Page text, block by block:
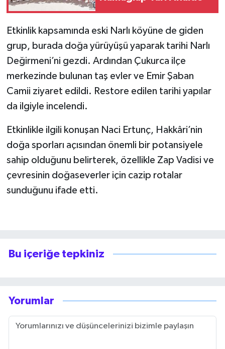
Etkinlik kapsamında eski Narlı köyüne de giden
grup, burada doğa yürüyüşü yaparak tarihi Narlı
Değirmeni’ni gezdi. Ardından Çukurca ilçe
merkezinde bulunan taş evler ve Emir Şaban
Camii ziyaret edildi. Restore edilen tarihi yapılar
da ilgiyle incelendi.
Etkinlikle ilgili konuşan Naci Ertunç, Hakkâri’nin
doğa sporları açısından önemli bir potansiyele
sahip olduğunu belirterek, özellikle Zap Vadisi ve
çevresinin doğaseverler için cazip rotalar
sunduğunu ifade etti.
Bu içeriğe tepkiniz
Yorumlar